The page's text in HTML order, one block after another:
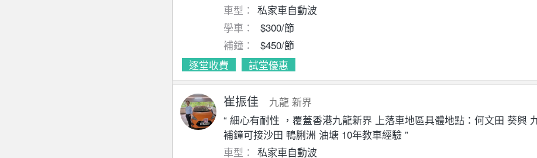
車型： 私家車自動波
學車：
$300/節
補鐘：
$450/節
逐堂收費
試堂優惠
崔振佳 九龍 新界
“ 細心有耐性 ，覆蓋香港九龍新界 上落車地區具體地點：何文田 葵興
補鐘可接沙田 鴨脷洲 油塘 10年教車經驗 ”
車型： 私家車自動波